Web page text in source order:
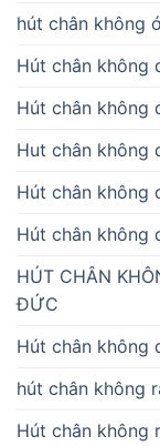
hút chân không
Hút chân không
Hút chân không
Hut chân không
Hút chân không
Hút chân không
HÚT CHÂN
ĐỨC
Hút chân không
hút chân không
Hút chân không